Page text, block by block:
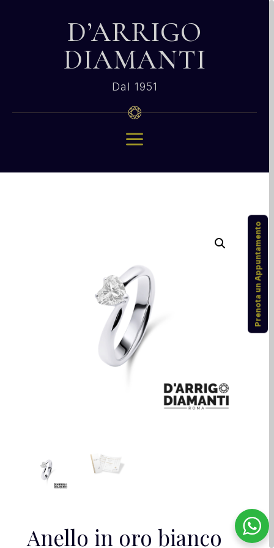
D’ARRIGO
DIAMANTI
Dal 1951
a
Anello in oro bianco
Prenota un Appuntamento